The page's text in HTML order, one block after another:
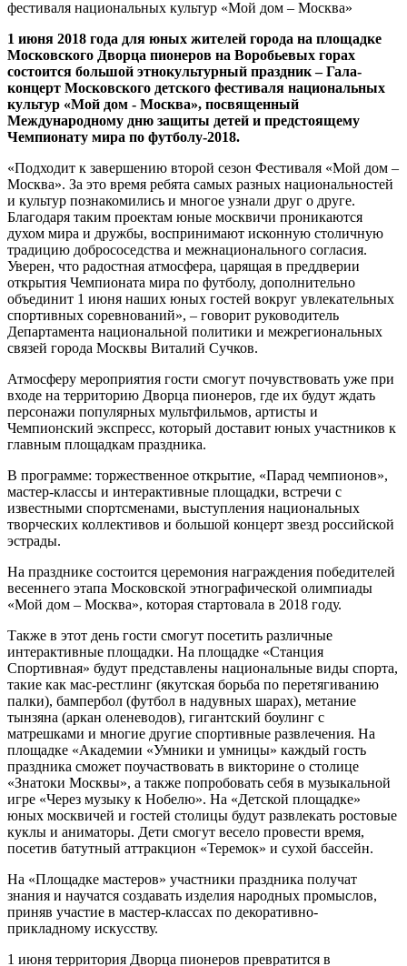
1 июня 2018 года для юных жителей города на площадке
Московского Дворца пионеров на Воробьевых горах
состоится большой этнокультурный праздник – Гала-
концерт Московского детского фестиваля национальных
культур «Мой дом - Москва», посвященный
Международному дню защиты детей и предстоящему
Чемпионату мира по футболу-2018.
«Подходит к завершению второй сезон Фестиваля «Мой дом –
Москва». За это время ребята самых разных национальностей
и культур познакомились и многое узнали друг о друге.
Благодаря таким проектам юные москвичи проникаются
духом мира и дружбы, воспринимают исконную столичную
традицию добрососедства и межнационального согласия.
Уверен, что радостная атмосфера, царящая в преддверии
открытия Чемпионата мира по футболу, дополнительно
объединит 1 июня наших юных гостей вокруг увлекательных
спортивных соревнований», – говорит руководитель
Департамента национальной политики и межрегиональных
связей города Москвы Виталий Сучков.
Атмосферу мероприятия гости смогут почувствовать уже при
входе на территорию Дворца пионеров, где их будут ждать
персонажи популярных мультфильмов, артисты и
Чемпионский экспресс, который доставит юных участников к
главным площадкам праздника.
В программе: торжественное открытие, «Парад чемпионов»,
мастер-классы и интерактивные площадки, встречи с
известными спортсменами, выступления национальных
творческих коллективов и большой концерт звезд российской
эстрады.
На празднике состоится церемония награждения победителей
весеннего этапа Московской этнографической олимпиады
«Мой дом – Москва», которая стартовала в 2018 году.
Также в этот день гости смогут посетить различные
интерактивные площадки. На площадке «Станция
Спортивная» будут представлены национальные виды спорта,
такие как мас-рестлинг (якутская борьба по перетягиванию
палки), бампербол (футбол в надувных шарах), метание
тынзяна (аркан оленеводов), гигантский боулинг с
матрешками и многие другие спортивные развлечения. На
площадке «Академии «Умники и умницы» каждый гость
праздника сможет поучаствовать в викторине о столице
«Знатоки Москвы», а также попробовать себя в музыкальной
игре «Через музыку к Нобелю». На «Детской площадке»
юных москвичей и гостей столицы будут развлекать ростовые
куклы и аниматоры. Дети смогут весело провести время,
посетив батутный аттракцион «Теремок» и сухой бассейн.
На «Площадке мастеров» участники праздника получат
знания и научатся создавать изделия народных промыслов,
приняв участие в мастер-классах по декоративно-
прикладному искусству.
1 июня территория Дворца пионеров превратится в